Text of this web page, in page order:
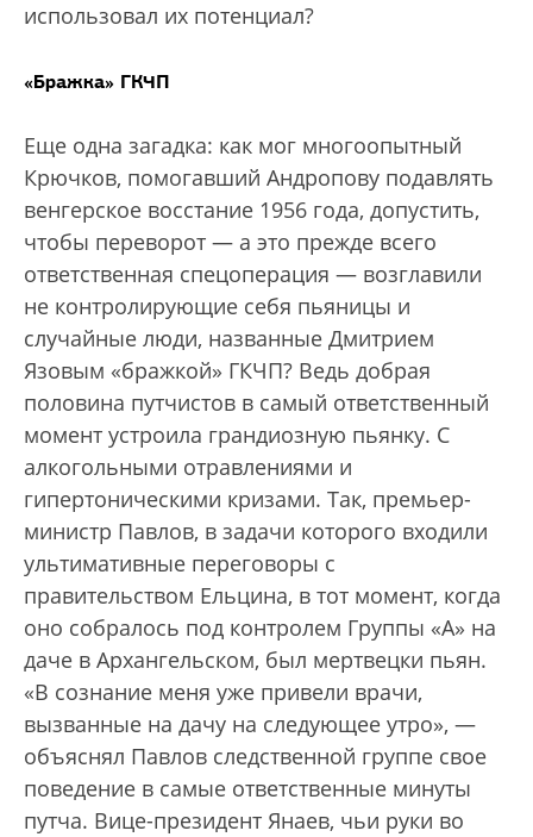
использовал их потенциал?
«Бражка» ГКЧП
Еще одна загадка: как мог многоопытный
Крючков, помогавший Андропову подавлять
венгерское восстание 1956 года, допустить,
чтобы переворот — а это прежде всего
ответственная спецоперация — возглавили
не контролирующие себя пьяницы и
случайные люди, названные Дмитрием
Язовым «бражкой» ГКЧП? Ведь добрая
половина путчистов в самый ответственный
момент устроила грандиозную пьянку. С
алкогольными отравлениями и
гипертоническими кризами. Так, премьер-
министр Павлов, в задачи которого входили
ультимативные переговоры с
правительством Ельцина, в тот момент, когда
оно собралось под контролем Группы «А» на
даче в Архангельском, был мертвецки пьян.
«В сознание меня уже привели врачи,
вызванные на дачу на следующее утро», —
объяснял Павлов следственной группе свое
поведение в самые ответственные минуты
путча. Вице-президент Янаев, чьи руки во